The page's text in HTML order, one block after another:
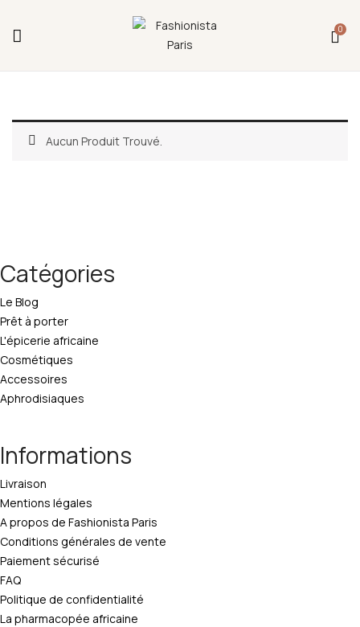
0
Aucun Produit Trouvé.
Catégories
Le Blog
Prêt à porter
L'épicerie africaine
Cosmétiques
Accessoires
Aphrodisiaques
Informations
Livraison
Mentions légales
A propos de Fashionista Paris
Conditions générales de vente
Paiement sécurisé
FAQ
Politique de confidentialité
La pharmacopée africaine
Fermeture annuelle du 17 juillet 16h au 12 août.
L'ajout au panier est indisponible et aucune
commande ni remise en main propre ne sera